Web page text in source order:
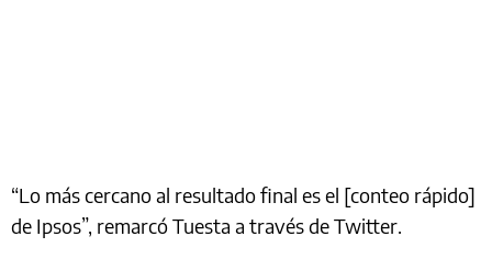
“Lo más cercano al resultado final es el [conteo rápido]
de Ipsos”, remarcó Tuesta a través de Twitter.